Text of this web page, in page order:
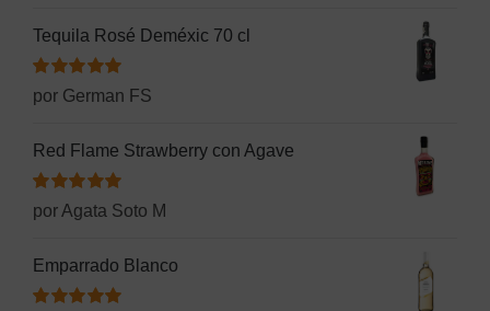
Tequila Rosé Deméxic 70 cl
Valorado
con
por German FS
Red Flame Strawberry con Agave
Valorado
con
de 5
por Agata Soto M
Emparrado Blanco